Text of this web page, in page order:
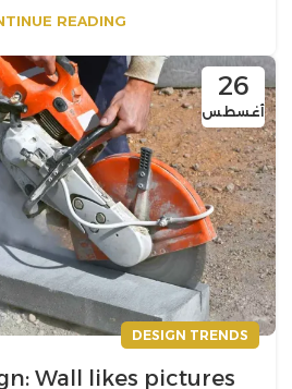
READING
26
أغسطس
DESIGN TRENDS
Wall likes pictures